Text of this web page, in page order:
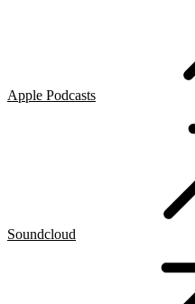
Apple Podcasts
Soundcloud